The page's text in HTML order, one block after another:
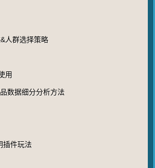
人群选择策略
用
数据细分分析方法
插件玩法